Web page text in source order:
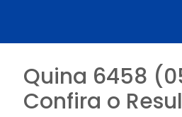
Quina 6458
Confira o